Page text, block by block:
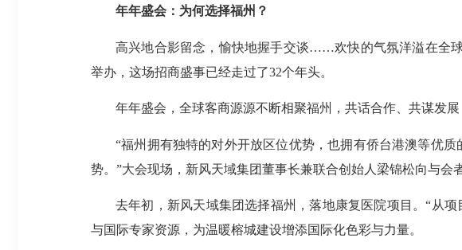
年年盛会：为何选择福州？
高兴地合影留念，愉快地握手交谈……欢快的气氛洋溢在全
举办，这场招商盛事已经走过了32个年头。
年年盛会，全球客商源源不断相聚福州，共话合作、共谋发
“福州拥有独特的对外开放区位优势，也拥有侨台港澳等优
势。”大会现场，新风天域集团董事长兼联合创始人梁锦松向与会
去年初，新风天域集团选择福州，落地康复医院项目。“从
与国际专家资源，为温暖榕城建设增添国际化色彩与力量。